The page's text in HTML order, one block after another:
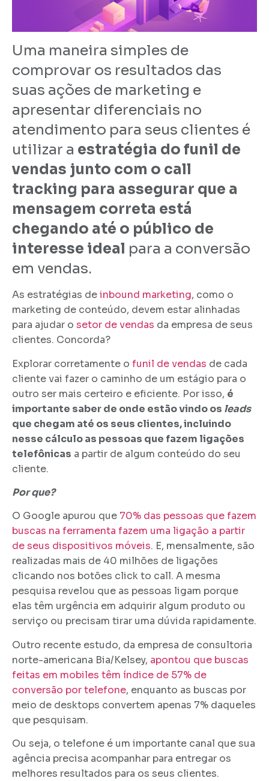
Uma maneira simples de
comprovar os resultados das
suas ações de marketing e
apresentar diferenciais no
atendimento para seus clientes é
utilizar a estratégia do funil de
vendas junto com o call
tracking para assegurar que a
mensagem correta está
chegando até o público de
interesse ideal para a conversão
em vendas.
As estratégias deinbound marketing, como o
marketing de conteúdo, devem estar alinhadas
para ajudar o setor de vendas da empresa de seus
clientes. Concorda?
Explorar corretamente o funil de vendas de cada
cliente vai fazer o caminho de um estágio para o
outro ser mais certeiro e eficiente. Por isso, é
importante saber de onde estão vindo os leads
que chegam até os seus clientes, incluindo
nesse cálculo as pessoas que fazem ligações
telefônicas a partir de algum conteúdo do seu
cliente.
Por que?
O Google apurou que 70% das pessoas que fazem
buscas na ferramenta fazem uma ligação a partir
de seus dispositivos móveis. E, mensalmente, são
realizadas mais de 40 milhões de ligações
clicando nos botões click to call. A mesma
pesquisa revelou que as pessoas ligam porque
elas têm urgência em adquirir algum produto ou
serviço ou precisam tirar uma dúvida rapidamente.
Outro recente estudo, da empresa de consultoria
norte-americana Bia/Kelsey, apontou que buscas
feitas em mobiles têm índice de 57% de
conversão por telefone, enquanto as buscas por
meio de desktops convertem apenas 7% daqueles
que pesquisam.
Ou seja, o telefone é um importante canal que sua
agência precisa acompanhar para entregar os
melhores resultados para os seus clientes.